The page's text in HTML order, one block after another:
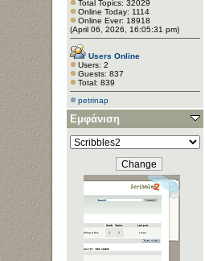
Total Topics: 32029
Online Today: 1114
Online Ever: 18918
(April 06, 2026, 16:05:31 pm)
Users Online
Users: 2
Guests: 837
Total: 839
petrinap
Εμφάνιση